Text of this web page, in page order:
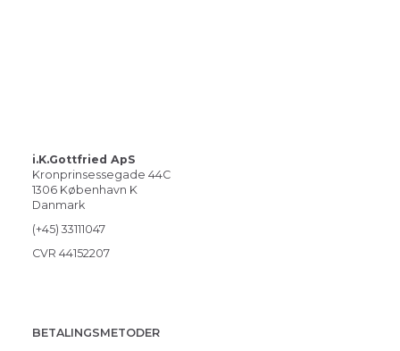
i.K.Gottfried ApS
Kronprinsessegade 44C
1306 København K
Danmark
(+45) 33111047
CVR 44152207
BETALINGSMETODER